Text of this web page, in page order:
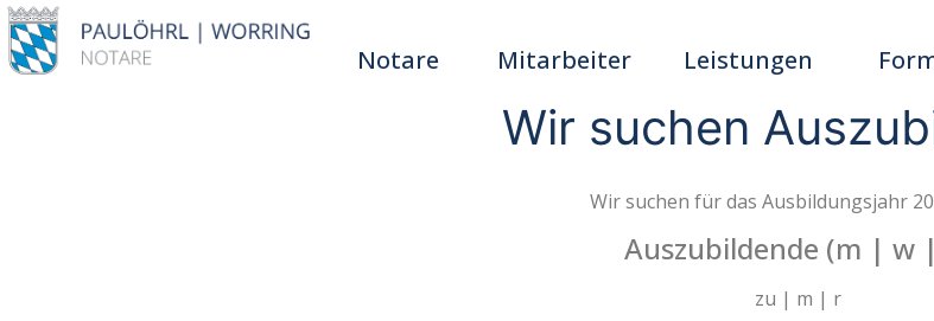
Notare Mitarbeiter Leistungen
Wir suchen
Wir suchen für das Ausbildungsjahr
Auszubildende (m | w
zu | m | r